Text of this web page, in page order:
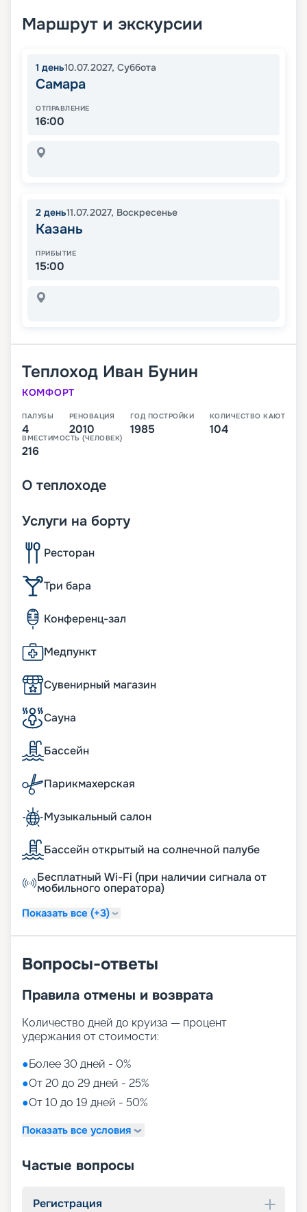
Маршрут и экскурсии
1 день10.07.2027, Суббота
Самара
ОТПРАВЛЕНИЕ
16:00
2 день11.07.2027, Воскресенье
Казань
ПРИБЫТИЕ
15:00
Теплоход Иван Бунин
КОМФОРТ
ПАЛУБЫ
4
РЕНОВАЦИЯ
2010
ГОД ПОСТРОЙКИ
1985
КОЛИЧЕСТВО КАЮТ
104
ВМЕСТИМОСТЬ (ЧЕЛОВЕК)
216
О теплоходе
Услуги на борту
Ресторан
Три бара
Конференц-зал
Медпункт
Сувенирный магазин
Сауна
Бассейн
Парикмахерская
Музыкальный салон
Бассейн открытый на солнечной палубе
Бесплатный Wi-Fi (при наличии сигнала от
мобильного оператора)
Показать все (+3)
Вопросы-ответы
Правила отмены и возврата
Количество дней до круиза — процент
удержания от стоимости:
●Более 30 дней - 0%
●От 20 до 29 дней - 25%
●От 10 до 19 дней - 50%
Показать все условия
Частые вопросы
Регистрация